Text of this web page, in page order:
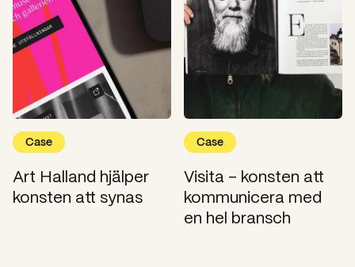
Case
Art Halland hjälper
konsten att synas
Case
Visita – konsten att
kommunicera med
en hel bransch